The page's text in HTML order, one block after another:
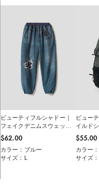
ビューティフルシャドー｜
フェイクデニムスウェット
パンツ
$‌62.00
カラー：ブルー
サイズ：L
ビュー
イルド
ック
$‌55.00
カラー
サイズ